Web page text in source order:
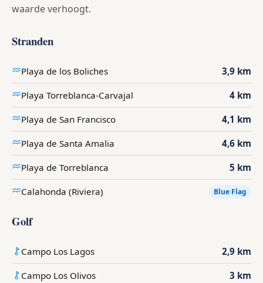
waarde verhoogt.
Stranden
Playa de los Boliches 3,9 km
Playa Torreblanca-Carvajal 4 km
Playa de San Francisco 4,1 km
Playa de Santa Amalia 4,6 km
Playa de Torreblanca 5 km
Calahonda (Riviera) Blue Flag
Golf
Campo Los Lagos 2,9 km
Campo Los Olivos 3 km